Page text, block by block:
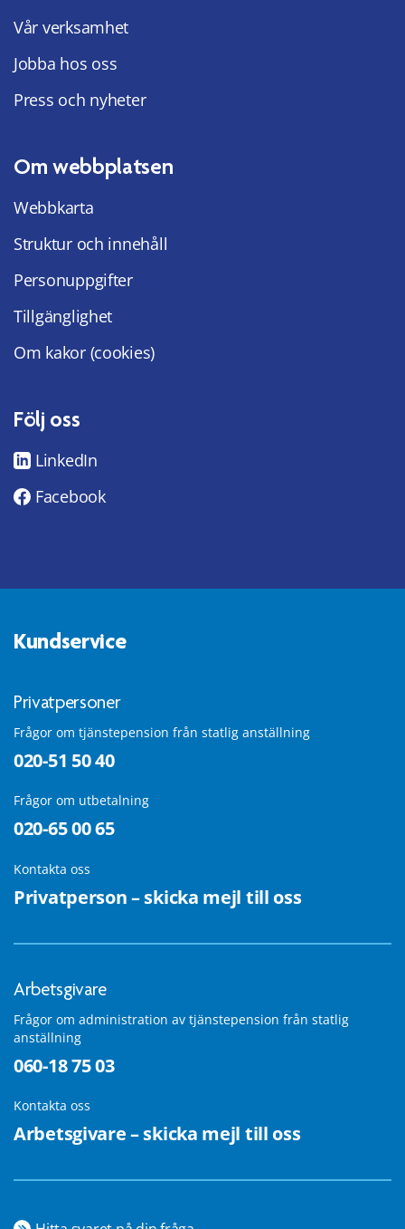
Vår verksamhet
Jobba hos oss
Press och nyheter
Om webbplatsen
Webbkarta
Struktur och innehåll
Personuppgifter
Tillgänglighet
Om kakor (cookies)
Följ oss
LinkedIn
Facebook
Kundservice
Privatpersoner
Frågor om tjänstepension från statlig anställning
020-51 50 40
Frågor om utbetalning
020-65 00 65
Kontakta oss
Privatperson – skicka mejl till oss
Arbetsgivare
Frågor om administration av tjänstepension från statlig
anställning
060-18 75 03
Kontakta oss
Arbetsgivare – skicka mejl till oss